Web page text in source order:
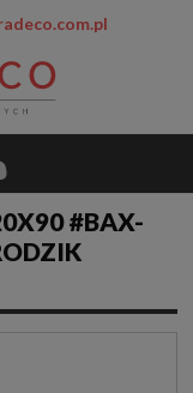
#BAX-